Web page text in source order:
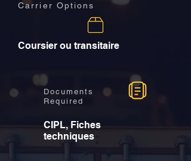
Carrier Options
Coursier ou transitaire
Documents
Required
CIPL, Fiches
techniques